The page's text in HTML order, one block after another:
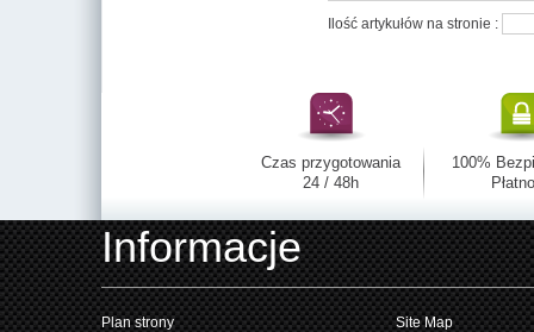
Ilość artykułów na stronie :
Czas przygotowania
24 / 48h
100%
Informacje
Plan strony
Site Map